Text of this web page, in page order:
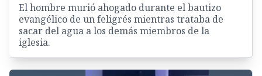
El hombre murió ahogado durante el bautizo
evangélico de un feligrés mientras trataba de
sacar del agua a los demás miembros de la
iglesia.